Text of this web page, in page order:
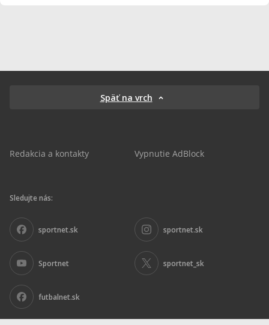
Späť na vrch
Redakcia a kontakty Vypnutie AdBlock
Sledujte nás:
sportnet.sk sportnet.sk
Sportnet sportnet_sk
futbalnet.sk